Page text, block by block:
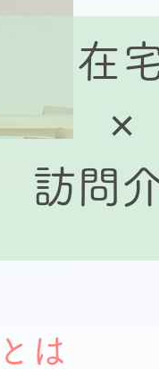
在
×
訪問
は